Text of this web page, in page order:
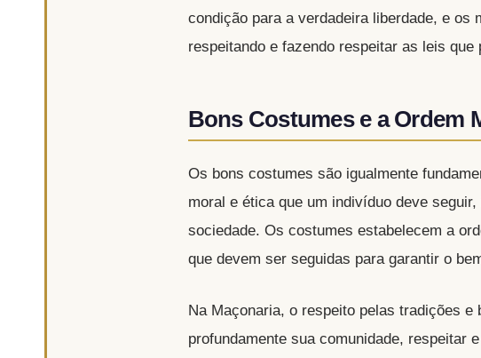
condição para a verdadeira liberdade, e
respeitando e fazendo respeitar as leis que
Bons Costumes e a Ordem
Os bons costumes são igualmente
moral e ética que um indivíduo deve
sociedade. Os costumes estabelecem a
que devem ser seguidas para garantir o
Na Maçonaria, o respeito pelas tradições
profundamente sua comunidade, respeitar